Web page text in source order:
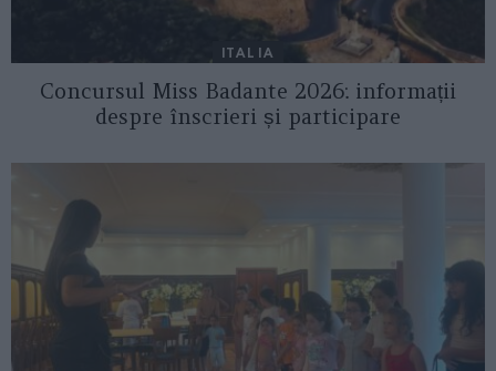
ITALIA
Concursul Miss Badante 2026: informații
despre înscrieri și participare